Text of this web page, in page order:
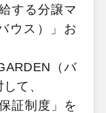
する分譲マ
ウス）」お
（バ
て、
証制度」を